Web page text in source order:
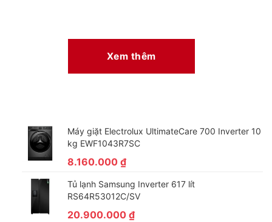
Xem thêm
Máy giặt Electrolux UltimateCare 700 Inverter 10
kg EWF1043R7SC
8.160.000 ₫
Tủ lạnh Samsung Inverter 617 lít
RS64R53012C/SV
20.900.000 ₫